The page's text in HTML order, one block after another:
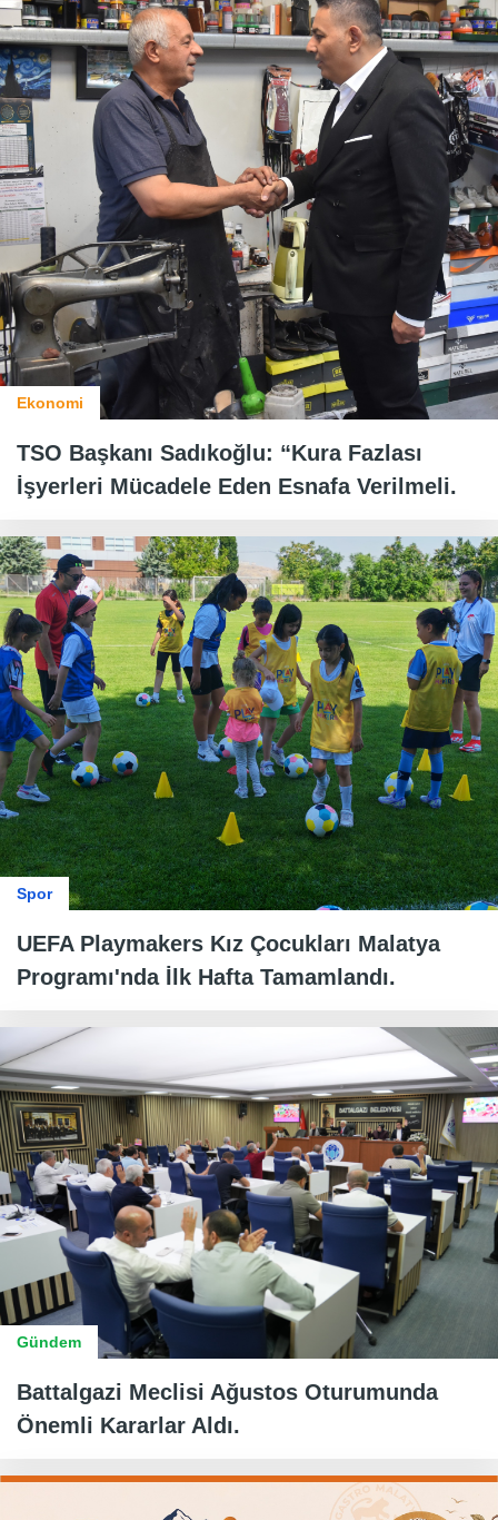
Ekonomi
TSO Başkanı Sadıkoğlu: “Kura Fazlası
İşyerleri Mücadele Eden Esnafa Verilmeli.
Spor
UEFA Playmakers Kız Çocukları Malatya
Programı'nda İlk Hafta Tamamlandı.
Gündem
Battalgazi Meclisi Ağustos Oturumunda
Önemli Kararlar Aldı.